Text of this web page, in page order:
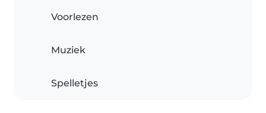
Voorlezen
Muziek
Spelletjes